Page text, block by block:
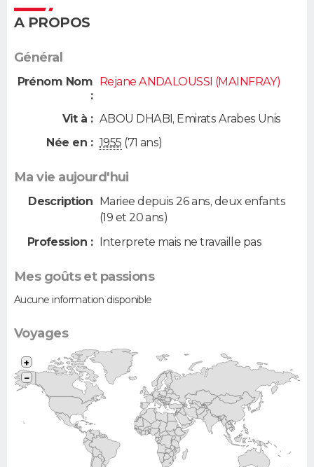
A PROPOS
Général
Prénom Nom
:
Rejane ANDALOUSSI (MAINFRAY)
Vit à : ABOU DHABI, Emirats Arabes Unis
Née en : 1955 (71 ans)
Ma vie aujourd'hui
Description
Mariee depuis 26 ans, deux enfants
(19 et 20 ans)
Profession : Interprete mais ne travaille pas
Mes goûts et passions
Aucune information disponible
Voyages
+
−